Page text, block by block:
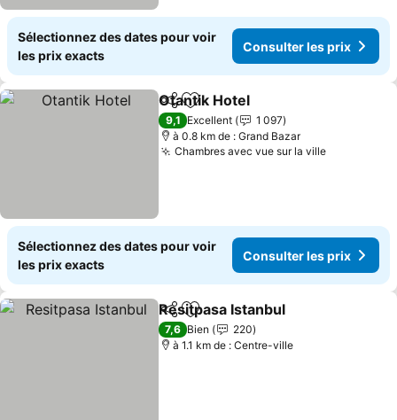
Sélectionnez des dates pour voir
les prix exacts
Consulter les prix
PartagerAjouter à mes favoris
Otantik Hotel
9,1 Excellent
1 097
à 0.8 km de : Grand Bazar
Chambres avec vue sur la villeConsulter
Sélectionnez des dates pour voir
les prix exacts
Consulter les prix
PartagerAjouter à mes favoris
Resitpasa Istanbul
7,6 Bien
220
à 1.1 km de : Centre-ville